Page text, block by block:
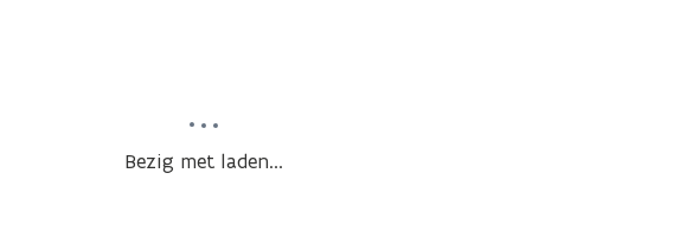
Bezig met laden...